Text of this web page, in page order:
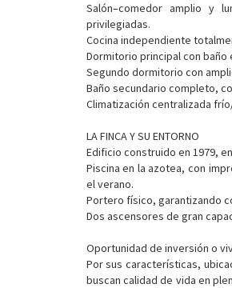
Salón–comedor amplio y
privilegiadas.
Cocina independiente
Dormitorio principal con
Segundo dormitorio con
Baño secundario completo,
Climatización centralizada
LA FINCA Y SU ENTORNO
Edificio construido en 1979,
Piscina en la azotea, con
el verano.
Portero físico, garantizando
Dos ascensores de gran
Oportunidad de inversión o
Por sus características,
buscan calidad de vida en